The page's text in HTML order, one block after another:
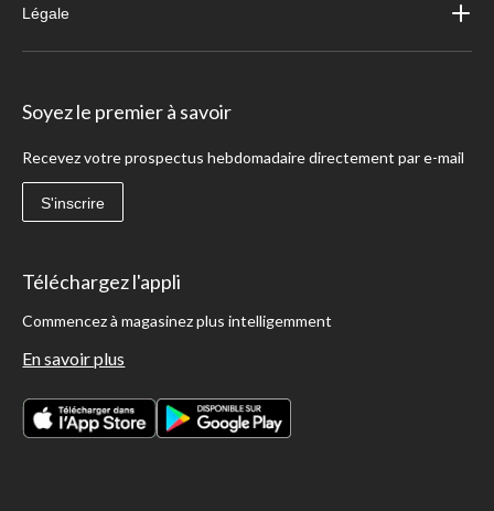
Légale
Soyez le premier à savoir
Recevez votre prospectus hebdomadaire directement par e-mail
S'inscrire
Téléchargez l'appli
Commencez à magasinez plus intelligemment
En savoir plus